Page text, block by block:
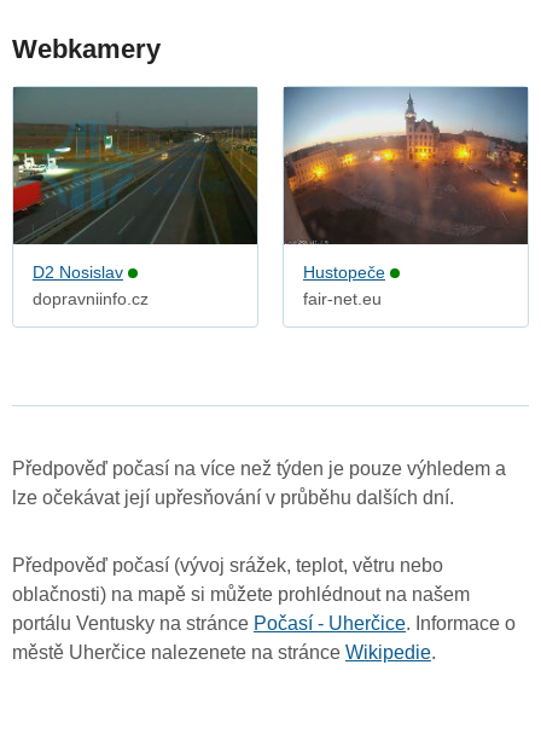
Webkamery
D2 Nosislav
dopravniinfo.cz
Hustopeče
fair-net.eu
Předpověď počasí na více než týden je pouze výhledem a
lze očekávat její upřesňování v průběhu dalších dní.
Předpověď počasí (vývoj srážek, teplot, větru nebo
oblačnosti) na mapě si můžete prohlédnout na našem
portálu Ventusky na stránce Počasí - Uherčice. Informace o
městě Uherčice nalezenete na stránce Wikipedie.